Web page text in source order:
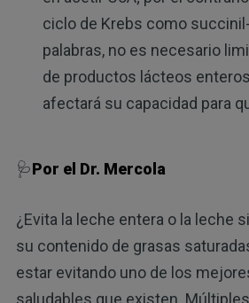
ciclo de Krebs como
palabras, no es necesario
de productos lácteos
afectará su capacidad para
🩺Por el Dr. Mercola
¿Evita la leche entera o la leche
su contenido de grasas
estar evitando uno de los